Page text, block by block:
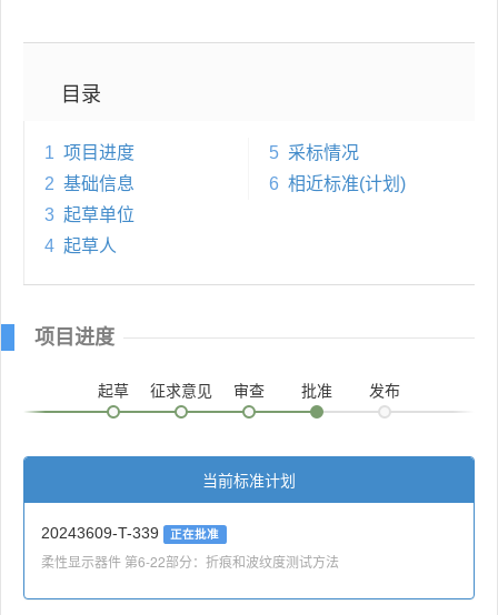
目录
1 项目进度
2 基础信息
3 起草单位
4 起草人
5 采标情况
6 相近标准(计划)
项目进度
起草 征求意见 审查 批准 发布
当前标准计划
20243609-T-339 正在批准
柔性显示器件 第6-22部分：折痕和波纹度测试方法